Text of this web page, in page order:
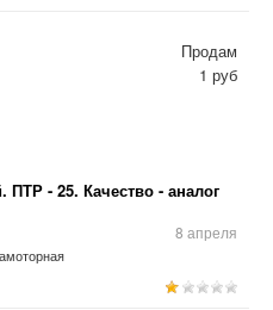
- 25. Качество - аналог
8 апреля
Продам
1 руб